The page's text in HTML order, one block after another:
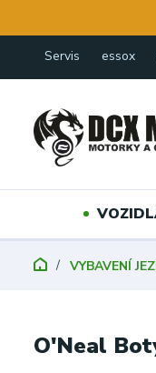
Servis essox
VYBAVENÍ
O'Neal